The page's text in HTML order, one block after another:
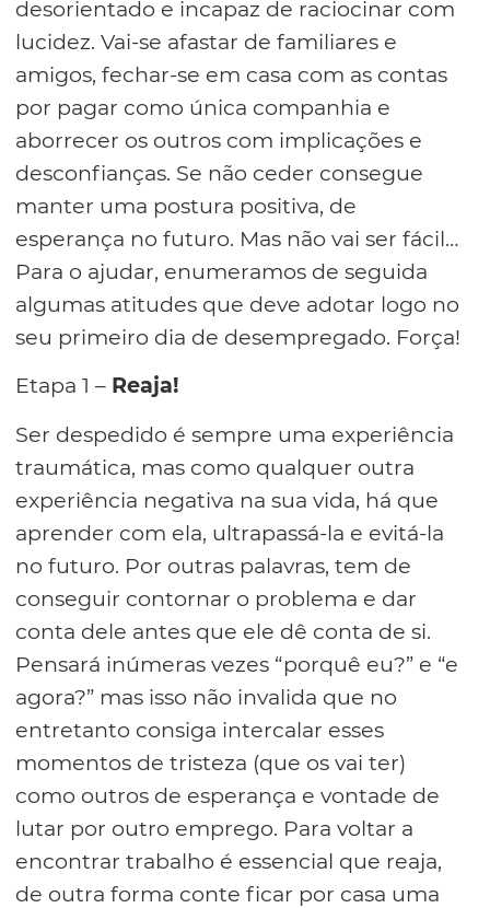
desorientado e incapaz de raciocinar com
lucidez. Vai-se afastar de familiares e
amigos, fechar-se em casa com as contas
por pagar como única companhia e
aborrecer os outros com implicações e
desconfianças. Se não ceder consegue
manter uma postura positiva, de
esperança no futuro. Mas não vai ser fácil…
Para o ajudar, enumeramos de seguida
algumas atitudes que deve adotar logo no
seu primeiro dia de desempregado. Força!
Etapa 1 – Reaja!
Ser despedido é sempre uma experiência
traumática, mas como qualquer outra
experiência negativa na sua vida, há que
aprender com ela, ultrapassá-la e evitá-la
no futuro. Por outras palavras, tem de
conseguir contornar o problema e dar
conta dele antes que ele dê conta de si.
Pensará inúmeras vezes “porquê eu?” e “e
agora?” mas isso não invalida que no
entretanto consiga intercalar esses
momentos de tristeza (que os vai ter)
como outros de esperança e vontade de
lutar por outro emprego. Para voltar a
encontrar trabalho é essencial que reaja,
de outra forma conte ficar por casa uma